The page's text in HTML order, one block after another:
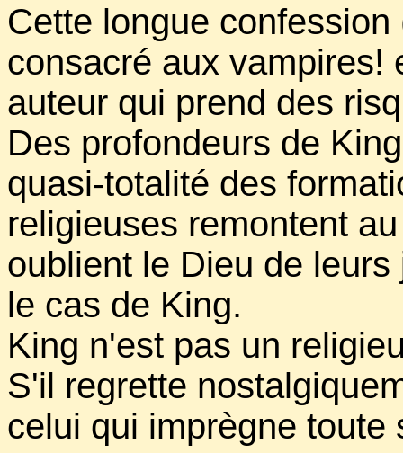
Cette longue
consacré aux vampires!
auteur qui prend des
Des profondeurs de
quasi-totalité des
religieuses remontent
oublient le Dieu de
le cas de King.
King n'est pas un
S'il regrette
celui qui imprègne toute